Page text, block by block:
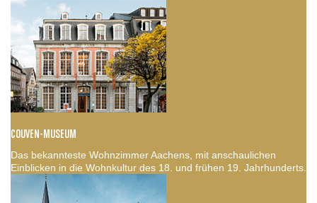
COUVEN-MUSEUM
Das bekannteste Wohnzimmer Aachens, mit anschaulichen
Einblicken in die Wohnkultur des 18. und frühen 19. Jahrhunderts.